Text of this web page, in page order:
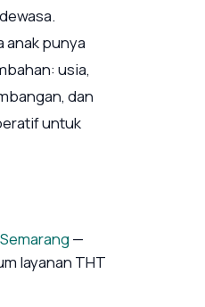
anak punya
usia,
dan
untuk
—
layanan THT